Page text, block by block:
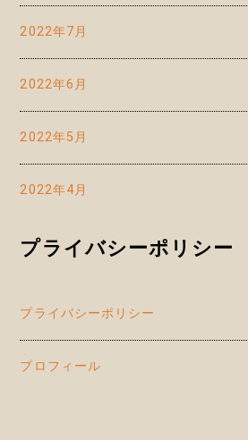
2022年7月
2022年6月
2022年5月
2022年4月
プライバシーポリシー
プライバシーポリシー
プロフィール